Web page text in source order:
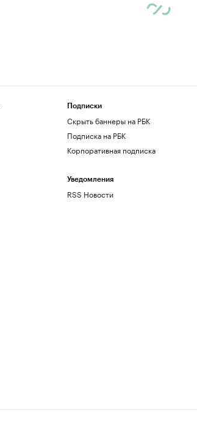
Подписки
Скрыть баннеры на РБК
Подписка на РБК
Корпоративная подписка
Уведомления
RSS Новости